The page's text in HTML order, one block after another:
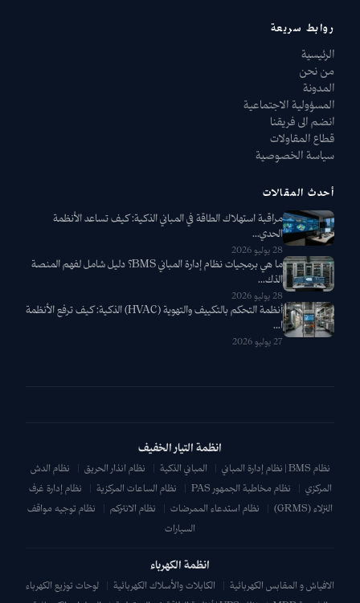
روابط سريعة
الرئيسية
من نحن
المدونة
المسؤولية الاجتماعية
انضم الى فريقنا
قطاع المقاولات
سياسة الخصوصية
أحدث المقالات
مراقبة استهلاك الطاقة في المباني الذكية: كيف تساعد الأنظمة
الحدي...
28 يوليو 2026
ما هي برمجيات نظام إدارة المباني BMS؟ دليل شامل لفهم المنصة
الذك...
28 يوليو 2026
أنظمة التحكم بالتكييف والتهوية (HVAC) الذكية: كيف ترفع الأنظمة
ا...
27 يوليو 2026
انظمة التيار الخفيف
نظام BMS | نظام إدارة المباني | المباني الذكية | نظام انذار الحريق |
نظام الدش
المركزي | نظام مخاطبة الجمهور PAS | نظام الساعات المركزية |
نظام إدارة غرف
النزلاء (GRMS)
| نظام استدعاء الممرضات | نظام الانتركم |
نظام توجيه مواقف
السيارات
انظمة الكهرباء
الافياش و المقابس الكهربائية | الكابلات والأسلاك الكهربائية |
لوحات توزيع الكهرباء